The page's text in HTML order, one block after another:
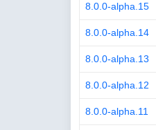
8.0.0-alpha.15
8.0.0-alpha.14
8.0.0-alpha.13
8.0.0-alpha.12
8.0.0-alpha.11